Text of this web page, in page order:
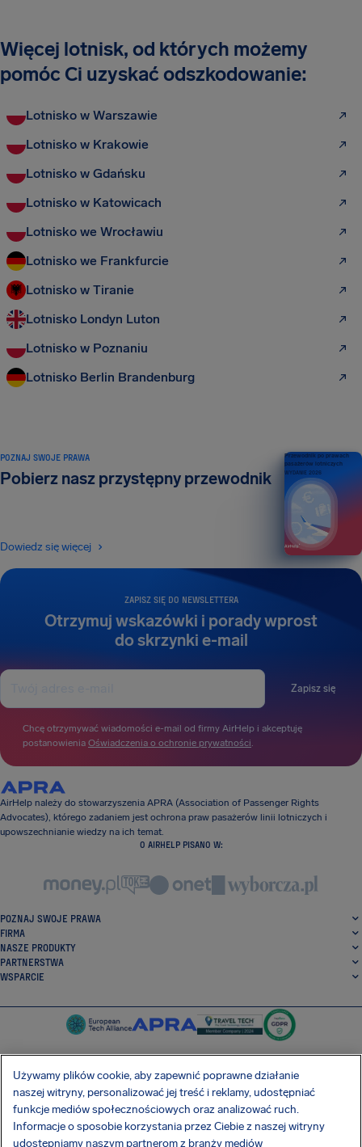
Więcej lotnisk, od których możemy
pomóc Ci uzyskać odszkodowanie:
Lotnisko w Warszawie
Lotnisko w Krakowie
Lotnisko w Gdańsku
Lotnisko w Katowicach
Lotnisko we Wrocławiu
Lotnisko we Frankfurcie
Lotnisko w Tiranie
Lotnisko Londyn Luton
Lotnisko w Poznaniu
Lotnisko Berlin Brandenburg
ZAPISZ SIĘ DO NEWSLETTERA
Otrzymuj wskazówki i porady wprost
do skrzynki e-mail
Zapisz się
Chcę otrzymywać wiadomości e-mail od firmy AirHelp i akceptuję
postanowienia Oświadczenia o ochronie prywatności.
POZNAJ SWOJE PRAWA
Pobierz nasz przystępny przewodnik
Dowiedz się więcej
Przewodnik po prawach
pasażerów lotniczych
WYDANIE 2026
AirHelp należy do stowarzyszenia APRA (Association of Passenger Rights
Advocates), którego zadaniem jest ochrona praw pasażerów linii lotniczych i
upowszechnianie wiedzy na ich temat.
O AIRHELP PISANO W:
POZNAJ SWOJE PRAWA
FIRMA
NASZE PRODUKTY
PARTNERSTWA
WSPARCIE
SocialFacebook
SocialTwitter
SocialInstagram
SocialLinkedin
POBIERZ NASZĄ DARMOWĄ APLIKACJĘ
Używamy plików cookie, aby zapewnić poprawne działanie
naszej witryny, personalizować jej treść i reklamy, udostępniać
funkcje mediów społecznościowych oraz analizować ruch.
Informacje o sposobie korzystania przez Ciebie z naszej witryny
udostępniamy naszym partnerom z branży mediów